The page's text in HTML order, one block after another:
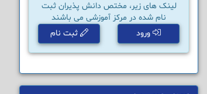
لینک های زیر، مختص دانش پذیران ثبت
نام شده در مرکز آموزشی می باشند
ورود
ثبت نام